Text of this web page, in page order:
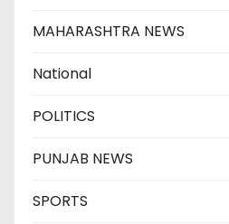
MAHARASHTRA NEWS
National
POLITICS
PUNJAB NEWS
SPORTS